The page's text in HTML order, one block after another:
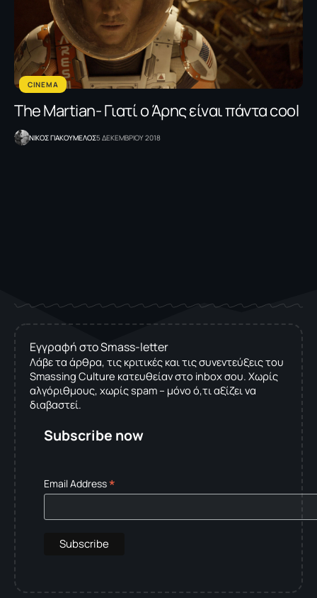
CINEMA
Τhe Martian- Γιατί ο Άρης είναι πάντα cool
NΙΚΟΣ ΓΙΑΚΟΥΜΕΛΟΣ5 ΔΕΚΕΜΒΡΙΟΥ 2018
Εγγραφή στο Smass-letter
Λάβε τα άρθρα, τις κριτικές και τις συνεντεύξεις του
Smassing Culture κατευθείαν στο inbox σου. Χωρίς
αλγόριθμους, χωρίς spam – μόνο ό,τι αξίζει να
διαβαστεί.
Subscribe now
Email Address*